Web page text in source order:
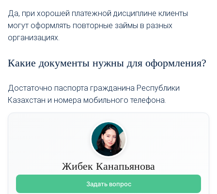
Да, при хорошей платежной дисциплине клиенты
могут оформлять повторные займы в разных
организациях.
Какие документы нужны для оформления?
Достаточно паспорта гражданина Республики
Казахстан и номера мобильного телефона.
Жибек Канапьянова
Задать вопрос